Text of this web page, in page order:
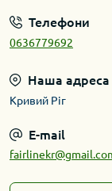
Телефони
0636779692
Наша адреса
Кривий Ріг
E-mail